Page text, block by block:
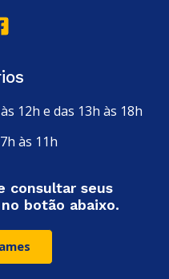
12h e das 13h às 18h
às 11h
consultar seus
botão abaixo.